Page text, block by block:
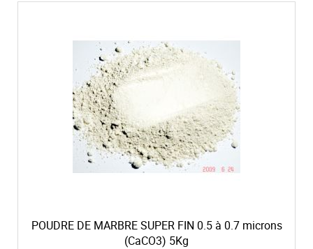
POUDRE DE MARBRE SUPER FIN 0.5 à 0.7 microns
(CaCO3) 5Kg